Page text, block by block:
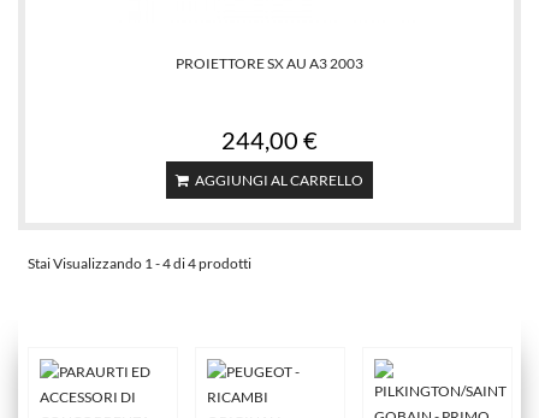
PROIETTORE SX AU A3 2003
244,00 €
AGGIUNGI AL CARRELLO
Stai Visualizzando 1 - 4 di 4 prodotti